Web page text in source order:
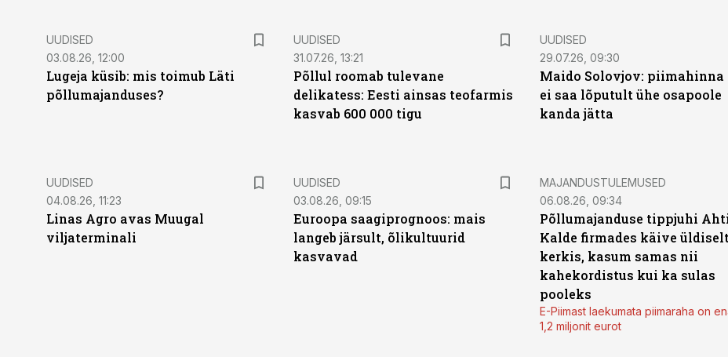
UUDISED
03.08.26, 12:00
Lugeja küsib: mis toimub Läti
põllumajanduses?
UUDISED
31.07.26, 13:21
Põllul roomab tulevane
delikatess: Eesti ainsas teofarmis
kasvab 600 000 tigu
UUDISED
29.07.26, 09:30
Maido Solovjov:
ei saa lõputult ühe osapoole
kanda jätta
UUDISED
04.08.26, 11:23
Linas Agro avas Muugal
viljaterminali
UUDISED
03.08.26, 09:15
Euroopa saagiprognoos: mais
langeb järsult, õlikultuurid
kasvavad
MAJANDUSTULEMUSED
06.08.26, 09:34
Põllumajanduse tippjuhi
Kalde firmades käive üldiselt
kerkis, kasum samas nii
kahekordistus kui ka sulas
pooleks
E-Piimast laekumata piimaraha on
1,2 miljonit eurot